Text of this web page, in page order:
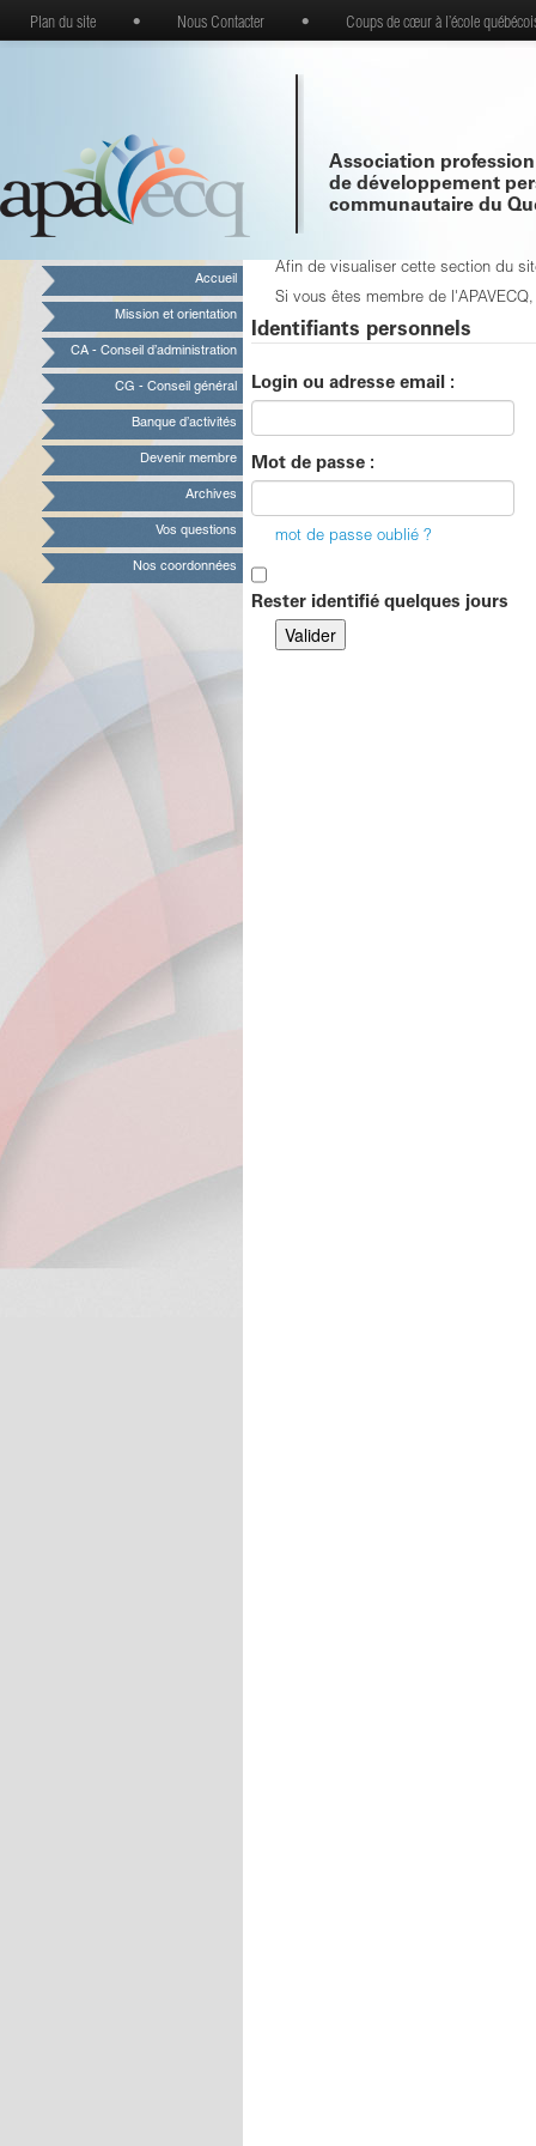
Plan du site • Nous Contacter • Coups de cœur à l’école
Association
de développement
communautaire du
Accueil
Mission et orientation
CA - Conseil d’administration
CG - Conseil général
Banque d’activités
Devenir membre
Archives
Vos questions
Nos coordonnées
Afin de visualiser cette section du
Si vous êtes membre de
Identifiants personnels
Login ou adresse email :
Mot de passe :
mot de passe oublié ?
Rester identifié quelques jours